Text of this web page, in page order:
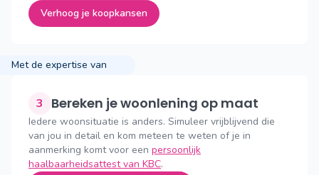
Verhoog je koopkansen
Met de expertise van
3 Bereken je woonlening op maat
Iedere woonsituatie is anders. Simuleer vrijblijvend die
van jou in detail en kom meteen te weten of je in
aanmerking komt voor een persoonlijk
haalbaarheidsattest van KBC.